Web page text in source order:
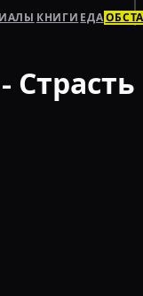
КНИГИ ЕДА
Страсть